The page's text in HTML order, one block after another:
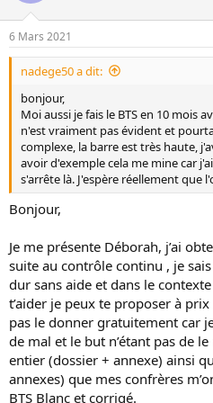
6 Mars 2021
nadege50 a dit:
bonjour,
Moi aussi je fais le BTS en 10 mois
n'est vraiment pas évident et
complexe, la barre est très haute,
avoir d'exemple cela me mine car
s'arrête là. J'espère réellement que
Bonjour,
Je me présente Déborah, j’ai
suite au contrôle continu , je
dur sans aide et dans le
t’aider je peux te proposer à
pas le donner gratuitement car
de mal et le but n’étant pas de
entier (dossier + annexe) ainsi
annexes) que mes confrères
BTS Blanc et corrigé.